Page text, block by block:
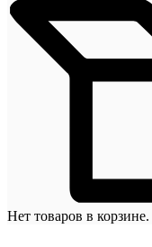
Нет товаров в корзине.